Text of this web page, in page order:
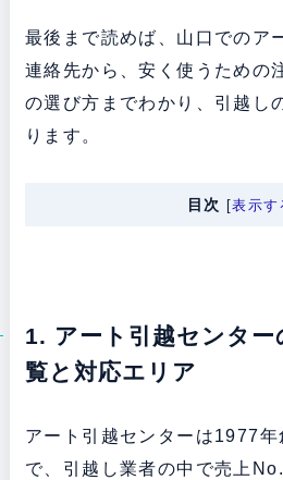
最後まで読めば、山口でのア
連絡先から、安く使うための
の選び方までわかり、引越し
ります。
目次 [表示す
1. アート引越センター
覧と対応エリア
アート引越センターは1977
で、引越し業者の中で売上